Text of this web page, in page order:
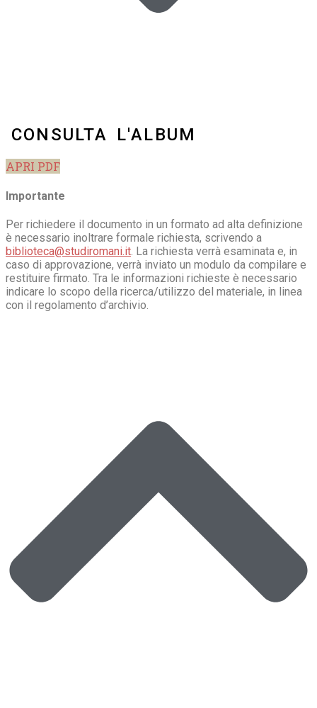
CONSULTA L'ALBUM
APRI PDF
Importante
Per richiedere il documento in un formato ad alta definizione
è necessario inoltrare formale richiesta, scrivendo a
biblioteca@studiromani.it. La richiesta verrà esaminata e, in
caso di approvazione, verrà inviato un modulo da compilare e
restituire firmato. Tra le informazioni richieste è necessario
indicare lo scopo della ricerca/utilizzo del materiale, in linea
con il regolamento d’archivio.